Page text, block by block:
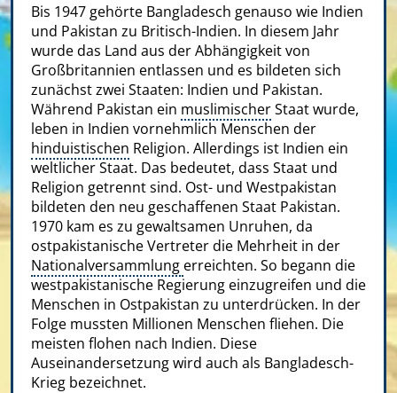
Bis 1947 gehörte Bangladesch genauso wie Indien
und Pakistan zu Britisch-Indien. In diesem Jahr
wurde das Land aus der Abhängigkeit von
Großbritannien entlassen und es bildeten sich
zunächst zwei Staaten: Indien und Pakistan.
Während Pakistan ein muslimischerStaat wurde,
leben in Indien vornehmlich Menschen der
hinduistischen Religion. Allerdings ist Indien ein
weltlicher Staat. Das bedeutet, dass Staat und
Religion getrennt sind. Ost- und Westpakistan
bildeten den neu geschaffenen Staat Pakistan.
1970 kam es zu gewaltsamen Unruhen, da
ostpakistanische Vertreter die Mehrheit in der
Nationalversammlung erreichten. So begann die
westpakistanische Regierung einzugreifen und die
Menschen in Ostpakistan zu unterdrücken. In der
Folge mussten Millionen Menschen fliehen. Die
meisten flohen nach Indien. Diese
Auseinandersetzung wird auch als Bangladesch-
Krieg bezeichnet.